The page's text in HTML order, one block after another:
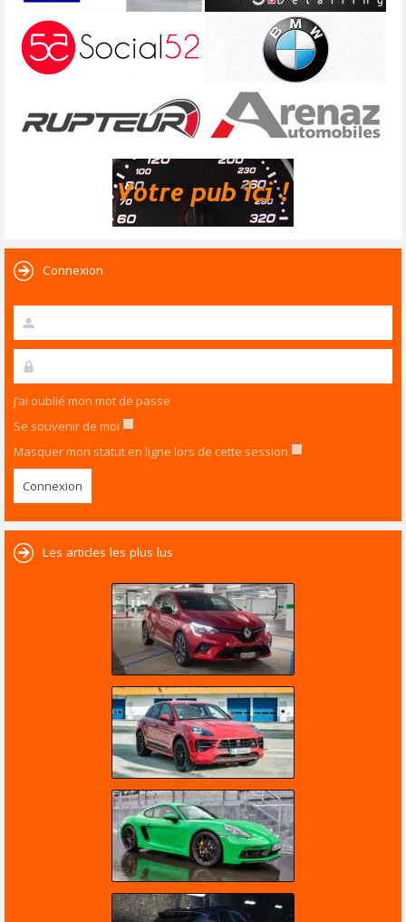
Connexion
J’ai oublié mon mot de passe
Se souvenir de moi
Masquer mon statut en ligne lors de cette session
Les articles les plus lus